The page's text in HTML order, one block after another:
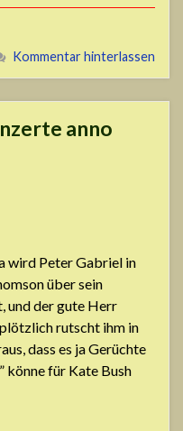
Kommentar hinterlassen
anno
wird Peter Gabriel in
über sein
und der gute Herr
rutscht ihm in
dass es ja Gerüchte
könne für Kate Bush